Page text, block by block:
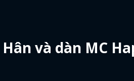
và dàn MC